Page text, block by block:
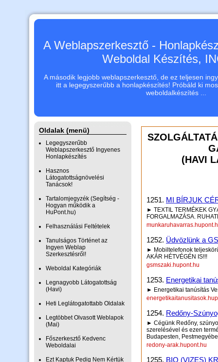
A Weblapszerkesztő -
Weboldal Készítés,
A második legjobb weblapszerkesztő, de ez teljesen
itt a legegyszerűbb a honlapkészítés! Próbáld ki
weboldalkészítés ...
Oldalak (menü)
Legegyszerűbb
Weblapszerkesztő Ingyenes
Honlapkészítés
Hasznos
Látogatottságnövelési
Tanácsok!
Tartalomjegyzék (Segítség -
Hogyan működik a
HuPont.hu)
Felhasználási Feltételek
Tanulságos Történet az
Ingyen Weblap
Szerkesztésről!
Weboldal Kategóriák
Legnagyobb Látogatottság
(Havi)
Heti Leglátogatottabb Oldalak
Legtöbbet Olvasott Weblapok
(Mai)
Főszerkesztő Kedvenc
Weboldalai
Ezt Kaptuk Pedig Nem Kértük
(HAVI
1251. MI BÍRJUK
► TEXTIL TERMÉKEK
FORGALMAZÁSA.
1252. Üdvözlünk a
► Mobiltelefonok
AKÁR HÉTVÉGÉN IS!!!
gsmszaki.hupont.hu
1253. Energetikai
► Energetikai tanúsítás
1254. Redőny-
► Cégünk Redőny,
szerelésével és ezen
Budapesten,
redony-arak.hupont.hu
1255. BIO (VIZES)